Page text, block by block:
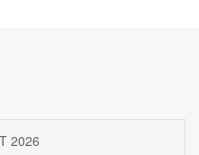
2026